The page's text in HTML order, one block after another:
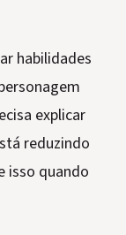
habilidades
explicar
reduzindo
isso quando